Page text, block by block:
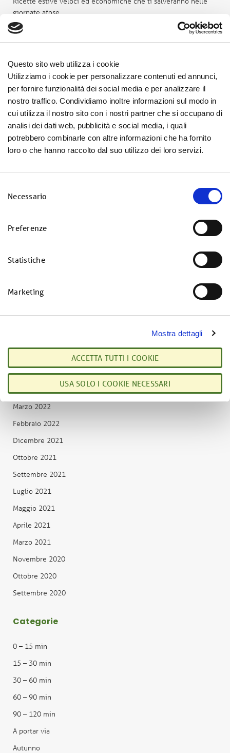
Questo sito web utilizza i cookie
Utilizziamo i cookie per personalizzare contenuti ed annunci,
per fornire funzionalità dei social media e per analizzare il
nostro traffico. Condividiamo inoltre informazioni sul modo in
cui utilizza il nostro sito con i nostri partner che si occupano di
analisi dei dati web, pubblicità e social media, i quali
potrebbero combinarle con altre informazioni che ha fornito
loro o che hanno raccolto dal suo utilizzo dei loro servizi.
Necessario
Preferenze
Statistiche
Marketing
Mostra dettagli
ACCETTA TUTTI I COOKIE
USA SOLO I COOKIE NECESSARI
giornate afose
Secondi piatti economici per tante persone: idee gustose e
facili
Le calorie degli oli: confronto tra olio di oliva e oli di semi
Come cucinare il tofu: il segreto per piatti irresistibili
Piatto unico per la cena dei tuoi bambini: 5 idee sane e veloci
per genitori super occupati
Commenti recenti
Ottobre 2022
Maggio 2022
Marzo 2022
Febbraio 2022
Dicembre 2021
Ottobre 2021
Settembre 2021
Luglio 2021
Maggio 2021
Aprile 2021
Marzo 2021
Novembre 2020
Ottobre 2020
Settembre 2020
Categorie
0 – 15 min
15 – 30 min
30 – 60 min
60 – 90 min
90 – 120 min
A portar via
Autunno